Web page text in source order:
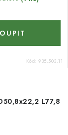
Kód: 935.503.11
L77,8